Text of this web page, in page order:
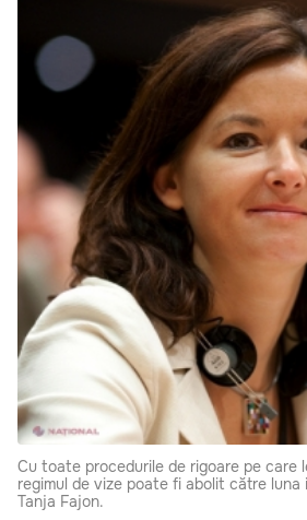
Cu toate procedurile de rigoare pe care
regimul de vize poate fi abolit către luna
Tanja Fajon.